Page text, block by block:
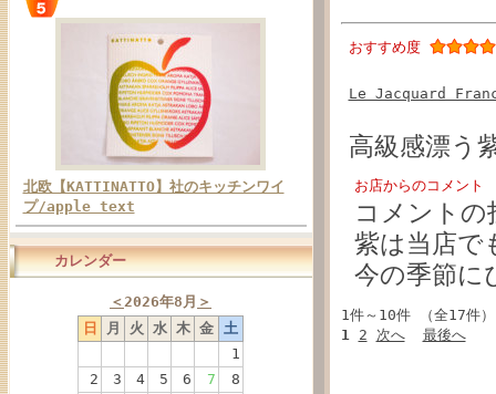
北欧【KATTINATTO】社のキッチンワイ
プ/apple text
カレンダー
＜ 2026年8月 ＞
日
月 火 水 木 金
土
1
2
3 4 5 6 7
8
おすすめ度
Le Jacquard
高級感漂う
お店からのコメント
コメント
紫は当店で
今の季節に
1件～10件 （全17件
1
2 次へ 最後へ